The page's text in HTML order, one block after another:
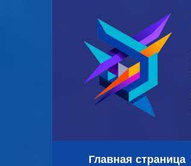
Главная страница